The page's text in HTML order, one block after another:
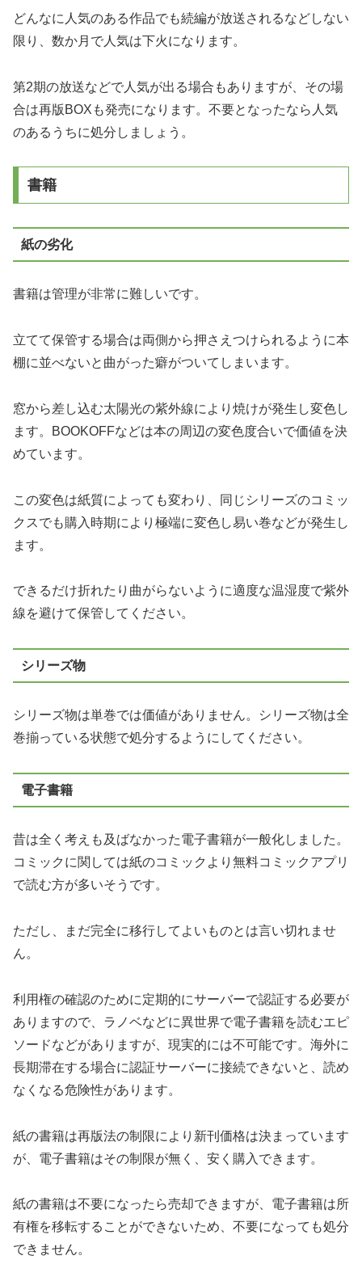
どんなに人気のある作品でも続編が放送されるなどしない
限り、数か月で人気は下火になります。
第2期の放送などで人気が出る場合もありますが、その場
合は再版BOXも発売になります。不要となったなら人気
のあるうちに処分しましょう。
書籍
紙の劣化
書籍は管理が非常に難しいです。
立てて保管する場合は両側から押さえつけられるように本
棚に並べないと曲がった癖がついてしまいます。
窓から差し込む太陽光の紫外線により焼けが発生し変色し
ます。BOOKOFFなどは本の周辺の変色度合いで価値を決
めています。
この変色は紙質によっても変わり、同じシリーズのコミッ
クスでも購入時期により極端に変色し易い巻などが発生し
ます。
できるだけ折れたり曲がらないように適度な温湿度で紫外
線を避けて保管してください。
シリーズ物
シリーズ物は単巻では価値がありません。シリーズ物は全
巻揃っている状態で処分するようにしてください。
電子書籍
昔は全く考えも及ばなかった電子書籍が一般化しました。
コミックに関しては紙のコミックより無料コミックアプリ
で読む方が多いそうです。
ただし、まだ完全に移行してよいものとは言い切れませ
ん。
利用権の確認のために定期的にサーバーで認証する必要が
ありますので、ラノベなどに異世界で電子書籍を読むエピ
ソードなどがありますが、現実的には不可能です。海外に
長期滞在する場合に認証サーバーに接続できないと、読め
なくなる危険性があります。
紙の書籍は再版法の制限により新刊価格は決まっています
が、電子書籍はその制限が無く、安く購入できます。
紙の書籍は不要になったら売却できますが、電子書籍は所
有権を移転することができないため、不要になっても処分
できません。